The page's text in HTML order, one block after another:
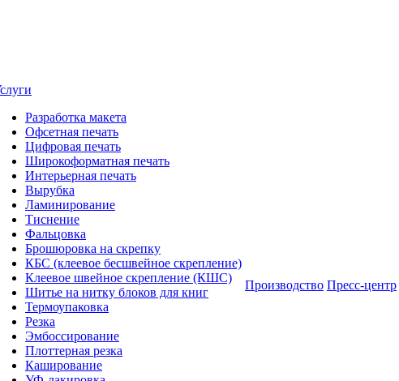
Разработка макета
Офсетная печать
Цифровая печать
Широкоформатная печать
Интерьерная печать
Вырубка
Ламинирование
Тиснение
Фальцовка
Брошюровка на скрепку
КБС (клеевое бесшвейное скрепление)
Клеевое швейное скрепление (КШС)
Шитье на нитку блоков для книг
Термоупаковка
Резка
Эмбоссирование
Плоттерная резка
Каширование
Производство Пресс-центр